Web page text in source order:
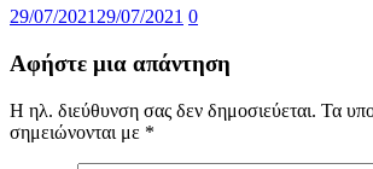
29/07/2021 29/07/2021 0
Αφήστε μια απάντηση
Η ηλ. διεύθυνση σας δεν δημοσιεύεται. Τα
σημειώνονται με *